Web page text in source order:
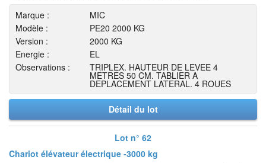
Marque :
MIC
Modèle :
PE20 2000 KG
Version :
2000 KG
Energie :
EL
Observations :
TRIPLEX. HAUTEUR DE LEVEE 4
METRES 50 CM. TABLIER A
DEPLACEMENT LATERAL. 4 ROUES
Détail du lot
Lot n° 62
Chariot élévateur électrique -3000 kg